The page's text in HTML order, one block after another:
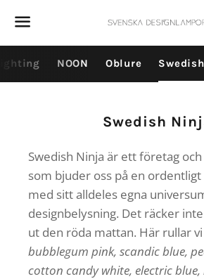
NOON Oblure
Produktserie:
Swedish
Swedish Ninja är ett företag
som bjuder oss på en ordentligt
med sitt alldeles egna
designbelysning. Det räcker
ut den röda mattan. Här rullar
bubblegum pink, scandic blue,
cotton candy white, electric